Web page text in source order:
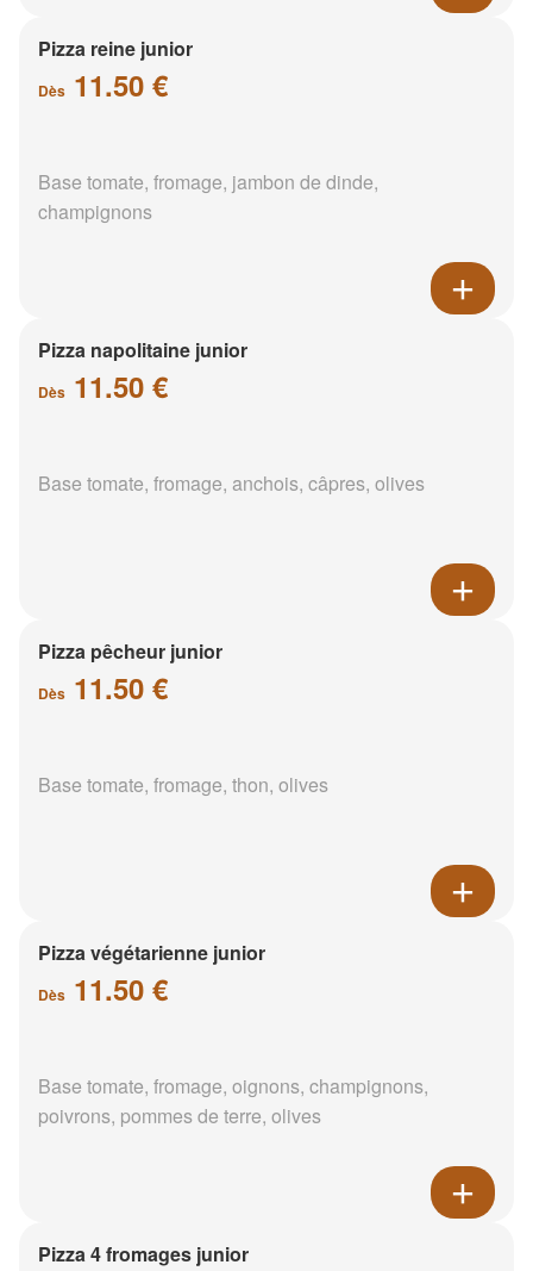
Pizza reine junior
Dès 11.50 €
Base tomate, fromage, jambon de dinde,
champignons
Pizza napolitaine junior
Dès 11.50 €
Base tomate, fromage, anchois, câpres, olives
Pizza pêcheur junior
Dès 11.50 €
Base tomate, fromage, thon, olives
Pizza végétarienne junior
Dès 11.50 €
Base tomate, fromage, oignons, champignons,
poivrons, pommes de terre, olives
Pizza 4 fromages junior